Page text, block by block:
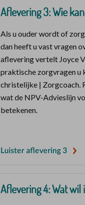
Aflevering 3: Wie
Als u ouder wordt of
dan heeft u vast vragen
aflevering vertelt Joyce
praktische zorgvragen u
christelijke | Zorgcoach.
wat de NPV-Advieslijn
betekenen.
Luister aflevering 3
Aflevering 4: Wat wil